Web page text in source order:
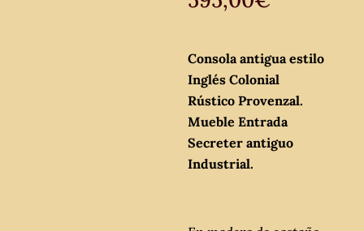
Consola antigua estilo
Inglés Colonial
Rústico Provenzal.
Mueble Entrada
Secreter antiguo
Industrial.